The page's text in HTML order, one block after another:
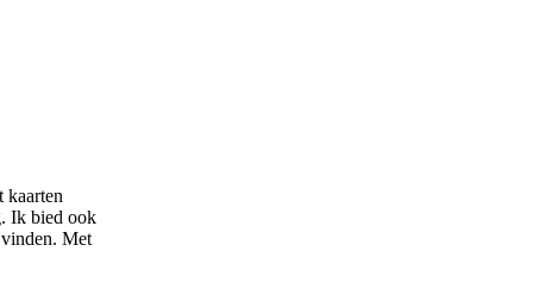
kaarten
Ik bied ook
Met